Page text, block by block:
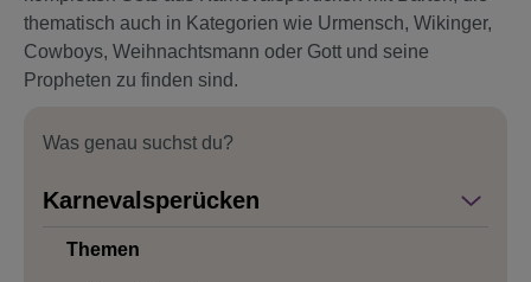
Was genau suchst du?
Karnevalsperücken
Themen
thematisch auch in Kategorien wie Urmensch, Wikinger,
Cowboys, Weihnachtsmann oder Gott und seine
Propheten zu finden sind.